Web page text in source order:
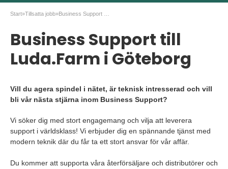
Start»Tillsatta jobb»
Business Support till
Luda.Farm i Göteborg
Vill du agera spindel i nätet, är teknisk intresserad och vill
bli vår nästa stjärna inom Business Support?
Vi söker dig med stort engagemang och vilja att leverera
support i världsklass! Vi erbjuder dig en spännande tjänst med
modern teknik där du får ta ett stort ansvar för vår affär.
Du kommer att supporta våra återförsäljare och distributörer och